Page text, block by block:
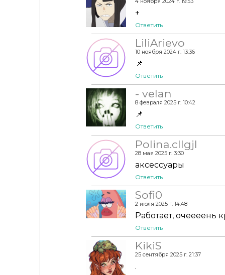
+
Ответить
LiliArievo
10 ноября 2024 г. 13:36
📌
Ответить
- velan
8 февраля 2025 г. 10:42
📌
Ответить
Polina.cllgjl
28 мая 2025 г. 3:30
аксессуары
Ответить
Sofi0
2 июля 2025 г. 14:48
Работает, очеееень
Ответить
KikiS
25 сентября 2025 г. 21:37
.